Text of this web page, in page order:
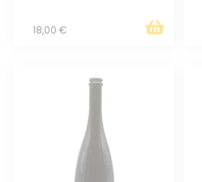
18,00 €